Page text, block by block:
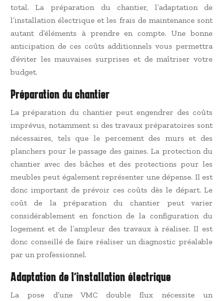
total. La préparation du chantier, l’adaptation de
l’installation électrique et les frais de maintenance sont
autant d’éléments à prendre en compte. Une bonne
anticipation de ces coûts additionnels vous permettra
d’éviter les mauvaises surprises et de maîtriser votre
budget.
Préparation du chantier
La préparation du chantier peut engendrer des coûts
imprévus, notamment si des travaux préparatoires sont
nécessaires, tels que le percement des murs et des
planchers pour le passage des gaines. La protection du
chantier avec des bâches et des protections pour les
meubles peut également représenter une dépense. Il est
donc important de prévoir ces coûts dès le départ. Le
coût de la préparation du chantier peut varier
considérablement en fonction de la configuration du
logement et de l’ampleur des travaux à réaliser. Il est
donc conseillé de faire réaliser un diagnostic préalable
par un professionnel.
Adaptation de l’installation électrique
La pose d’une VMC double flux nécessite un